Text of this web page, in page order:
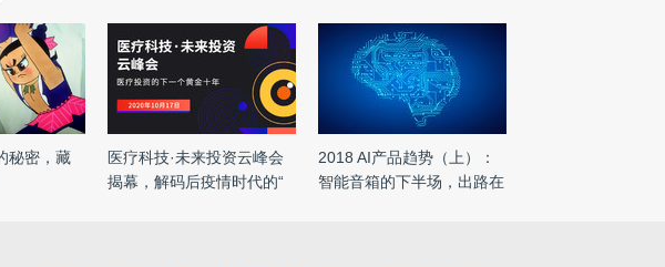
秘密，藏
医疗科技·未来投资云峰会
揭幕，解码后疫情时代的“
2018 AI产品趋势（上）：
智能音箱的下半场，出路在